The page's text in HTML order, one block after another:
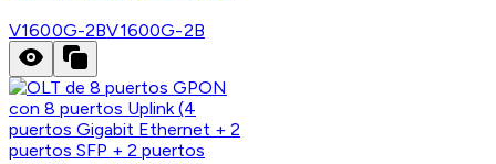
V1600G-2BV1600G-2B